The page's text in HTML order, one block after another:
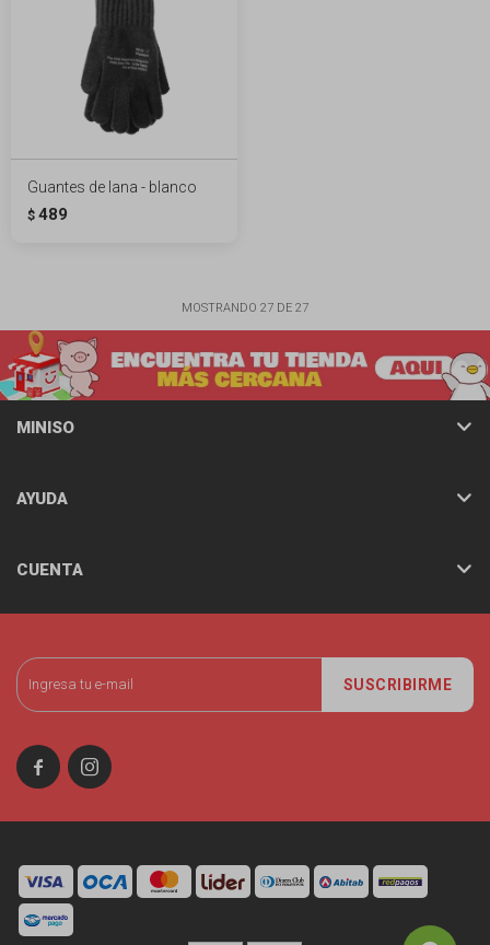
Guantes de lana - blanco
$ 489
MOSTRANDO 27 DE 27
SUSCRIBIRME
 
MINISO
AYUDA
CUENTA